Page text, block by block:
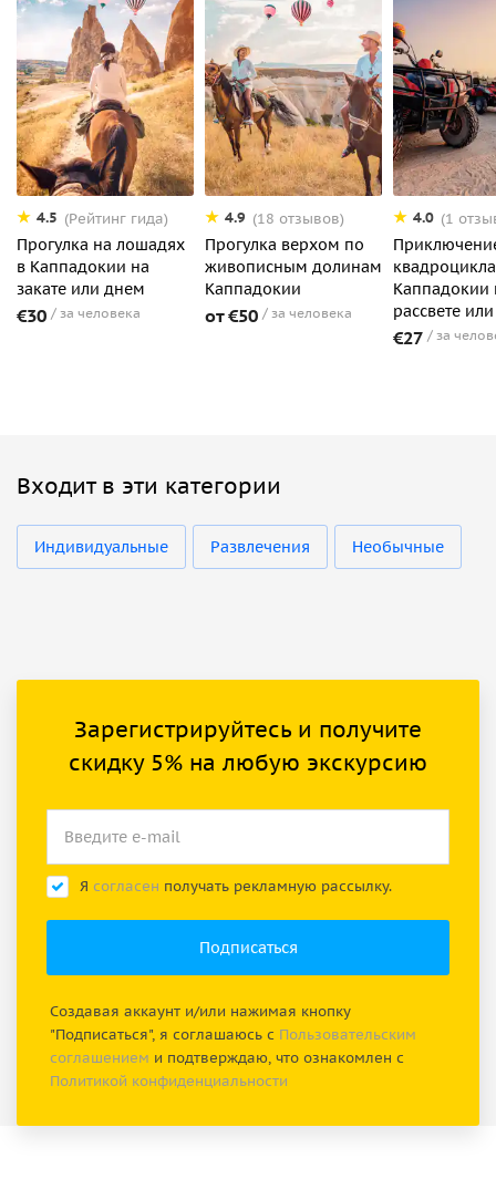
4.5 (Рейтинг гида)
Прогулка на лошадях
в Каппадокии на
закате или днем
€30 за человека
4.9 (18 отзывов)
Прогулка верхом по
живописным долинам
Каппадокии
от €50 за человека
4.0 (1
Каппадокии
рассвете
€27 за
Входит в эти категории
Индивидуальные Развлечения Необычные
Зарегистрируйтесь и получите
скидку 5% на любую экскурсию
Я согласен получать рекламную рассылку.
Создавая аккаунт и/или нажимая кнопку
"Подписаться", я соглашаюсь с Пользовательским
соглашением и подтверждаю, что ознакомлен с
Политикой конфиденциальности